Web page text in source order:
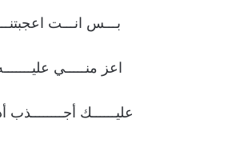
بـــس انـــت
اعز منـــــي
عليــــــك أجــــــــذب